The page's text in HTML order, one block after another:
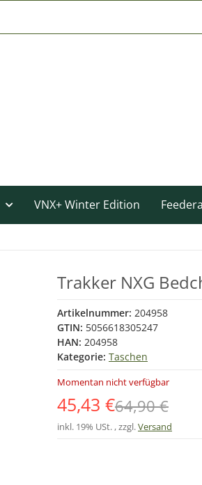
VNX+ Winter Edition
Trakker NXG
Artikelnummer: 204958
GTIN: 5056618305247
HAN: 204958
Kategorie: Taschen
Momentan nicht verfügbar
45,43 €64,90 €
inkl. 19% USt. , zzgl.Versand